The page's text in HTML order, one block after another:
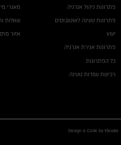
פתרונות ניהול אנרגיה
פתרונות טעינה לאוטובוסים
יעוץ
פתרונות אגירת אנרגיה
כל הפתרונות
רכישת עמדות טעינה
מאגרי
שאלות
אזור
Design & Code by Elevate